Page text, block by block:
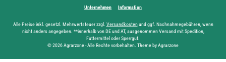
Unternehmen Information
Alle Preise inkl. gesetzl. Mehrwertsteuer zzgl. Versandkostenund ggf. Nachnahmegebühren, wenn
nicht anders angegeben. **innerhalb von DE und AT, ausgenommen Versand mit Spedition,
Futtermittel oder Sperrgut.
© 2026 Agrarzone - Alle Rechte vorbehalten. Theme by Agrarzone